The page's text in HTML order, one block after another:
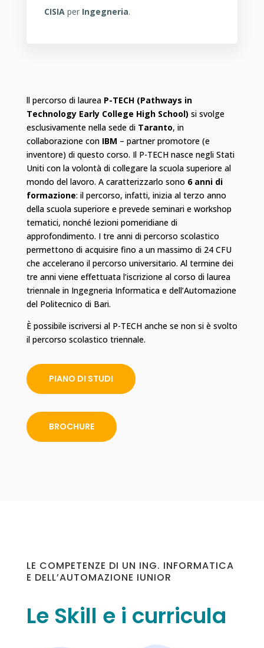
CISIA per Ingegneria.
ll percorso di laureaP-TECH (Pathways in
Technology Early College High School) si svolge
esclusivamente nella sede di Taranto, in
collaborazione conIBM – partner promotore (e
inventore) di questo corso. Il P-TECH nasce negli Stati
Uniti con la volontà di collegare la scuola superiore al
mondo del lavoro​. A caratterizzarlo sono 6 anni di
formazione​: il percorso, infatti, inizia al terzo anno
della scuola superiore​ e prevede seminari e workshop
tematici, nonché lezioni pomeridiane di
approfondimento. I tre anni di percorso scolastico
permettono di acquisire fino a un massimo di 24 CFU
che accelerano il percorso universitario.​ Al termine dei
tre anni viene effettuata l’iscrizione al corso di laurea
triennale in Ingegneria Informatica e dell’Automazione
del Politecnico di Bari.
È possibile iscriversi al P-TECH anche se non si è svolto
il percorso scolastico triennale.
PIANO DI STUDI
BROCHURE
LE COMPETENZE DI UN ING. INFORMATICA
E DELL’AUTOMAZIONE IUNIOR
Le Skill e i curricula